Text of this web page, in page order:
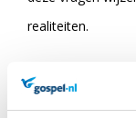
realiteiten.
- In
magazine